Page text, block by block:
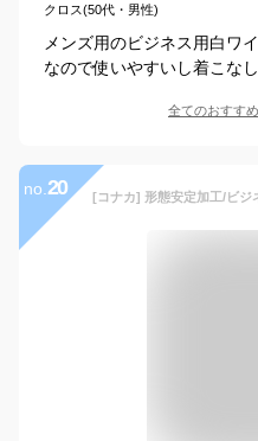
クロス(50代・男性)
メンズ用のビジネス用白ワ
なので使いやすいし着こなし
全てのおすす
no. 20